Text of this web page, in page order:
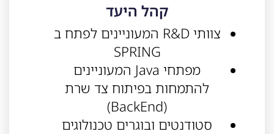
קהל היעד
צוותי R&D המעוניינים לפתח ב
SPRING
מפתחי Java המעוניינים
להתמחות בפיתוח צד שרת
(BackEnd)
סטודנטים ובוגרים טכנולוגים